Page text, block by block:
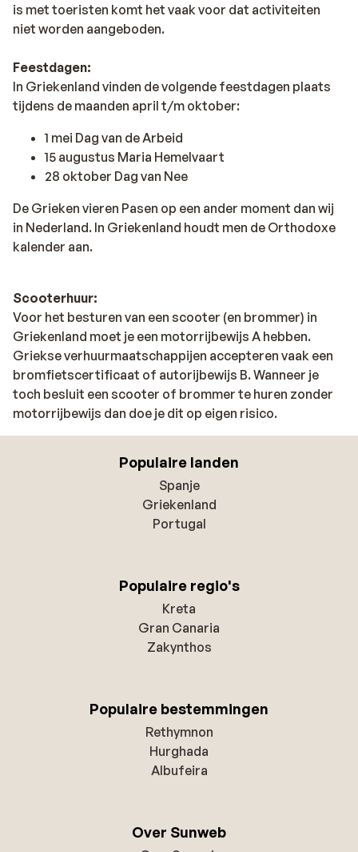
is met toeristen komt het vaak voor dat activiteiten
niet worden aangeboden.
Feestdagen:
In Griekenland vinden de volgende feestdagen plaats
tijdens de maanden april t/m oktober:
1 mei Dag van de Arbeid
15 augustus Maria Hemelvaart
28 oktober Dag van Nee
De Grieken vieren Pasen op een ander moment dan wij
in Nederland. In Griekenland houdt men de Orthodoxe
kalender aan.
Scooterhuur:
Voor het besturen van een scooter (en brommer) in
Griekenland moet je een motorrijbewijs A hebben.
Griekse verhuurmaatschappijen accepteren vaak een
bromfietscertificaat of autorijbewijs B. Wanneer je
toch besluit een scooter of brommer te huren zonder
motorrijbewijs dan doe je dit op eigen risico.
Populaire landen
Spanje
Griekenland
Portugal
Populaire regio's
Kreta
Gran Canaria
Zakynthos
Populaire bestemmingen
Rethymnon
Hurghada
Albufeira
Over Sunweb